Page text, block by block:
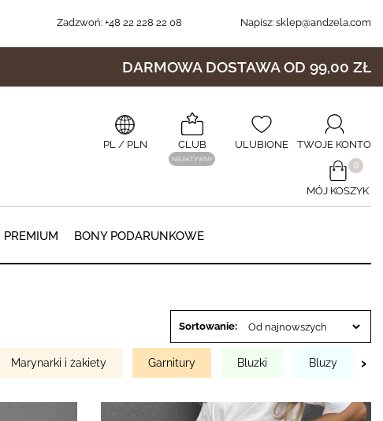
Zadzwoń: +48 22 228 22 08 Napisz: sklep@andzela.com
DARMOWA DOSTAWA OD 99,00 ZŁ
PL/ PLN CLUB
NIEAKTYWNY
ULUBIONE TWOJE KONTO
​0
MÓJ KOSZYK
PREMIUM BONY PODARUNKOWE
Marynarki i żakiety Garnitury Bluzki Bluzy ›
Sortowanie: